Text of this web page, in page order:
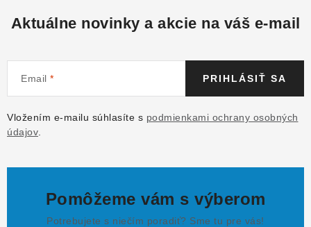
Aktuálne novinky a akcie na váš e-mail
Email
Vložením e-mailu súhlasíte s podmienkami ochrany osobných
údajov
PRIHLÁSIŤ SA
Pomôžeme vám s výberom
Potrebujete s niečím poradiť? Sme tu pre vás!